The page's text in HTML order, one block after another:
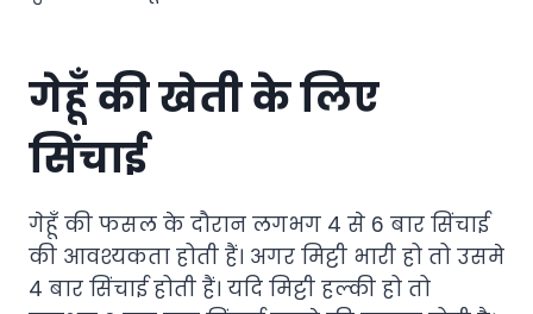
गेहूँ की खेती के लिए
सिंचाई
गेहूँ की फसल के दौरान लगभग 4 से 6 बार सिंचाई
की आवश्यकता होती हैं। अगर मिट्टी भारी हो तो उसमे
4 बार सिंचाई होती हैं। यदि मिट्टी हल्की हो तो